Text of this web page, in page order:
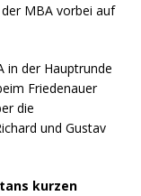
MBA vorbei auf
in der Hauptrunde
Friedenauer
die
und Gustav
kurzen